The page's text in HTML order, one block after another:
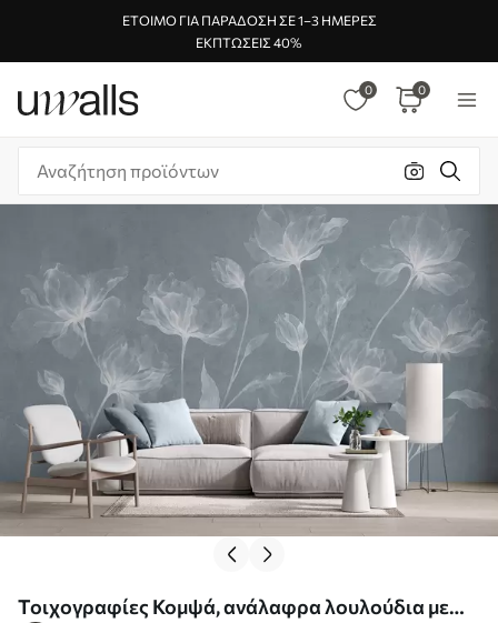
ΈΤΟΙΜΟ ΓΙΑ ΠΑΡΆΔΟΣΗ ΣΕ 1–3 ΗΜΈΡΕΣ
ΕΚΠΤΏΣΕΙΣ 40%
0 0
Τοιχογραφίες Κομψά, ανάλαφρα λουλούδια με